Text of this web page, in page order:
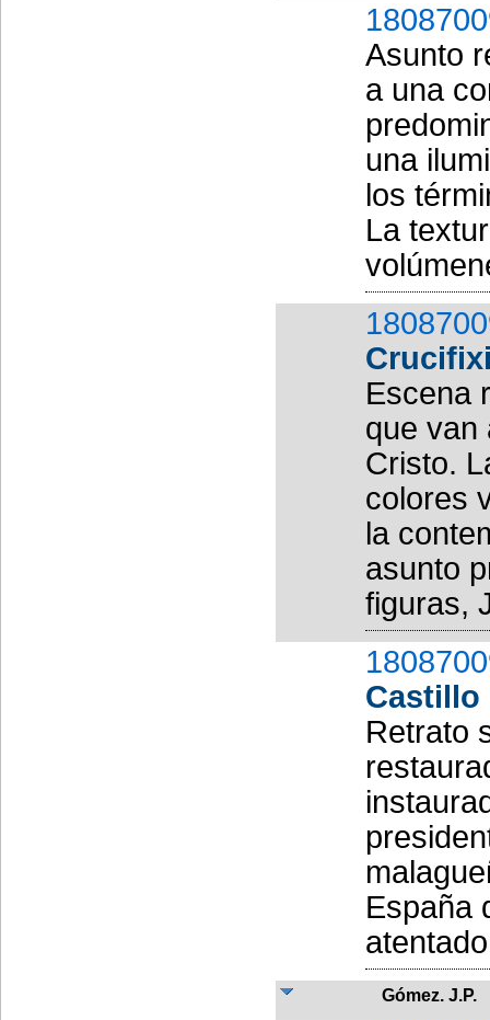
Asunto
a una
una
los
La
Escena
que van
Cristo.
colores
la
asunto
figuras,
Castillo
Retrato
España
Gómez. J.P.